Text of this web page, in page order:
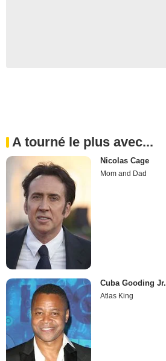
A tourné le plus avec...
Nicolas Cage
Mom and Dad
Cuba Gooding Jr.
Atlas King